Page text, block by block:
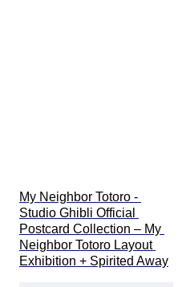
My Neighbor Totoro -
Studio Ghibli Official
Postcard Collection – My
Neighbor Totoro Layout
Exhibition + Spirited Away